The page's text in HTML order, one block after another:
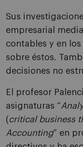
Sus
empresarial
contables y en
sobre éstos.
decisiones no
El profesor
asignaturas “
(critical business
Accounting” en